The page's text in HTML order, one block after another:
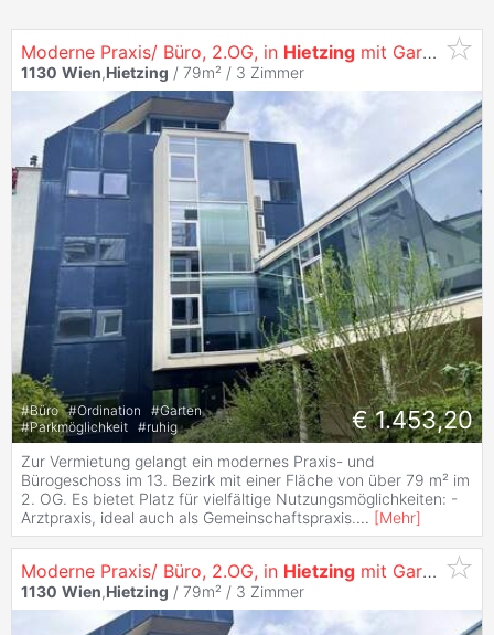
Moderne Praxis/ Büro, 2.OG, in Hietzing mit Garage & 1 Stellplatz
1130 Wien,Hietzing / 79m² / 3 Zimmer
#Büro #Ordination #Garten
#Parkmöglichkeit #ruhig € 1.453,20
Zur Vermietung gelangt ein modernes Praxis- und
Bürogeschoss im 13. Bezirk mit einer Fläche von über 79 m² im
2. OG. Es bietet Platz für vielfältige Nutzungsmöglichkeiten: -
Arztpraxis, ideal auch als Gemeinschaftspraxis.... [Mehr]
Moderne Praxis/ Büro, 2.OG, in Hietzing mit Garage & 1 Stellplatz
1130 Wien,Hietzing / 79m² / 3 Zimmer